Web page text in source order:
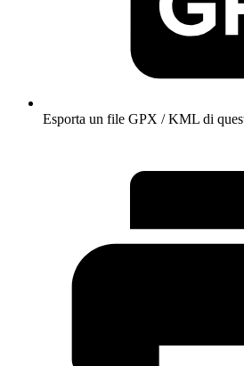
Esporta un file GPX / KML di